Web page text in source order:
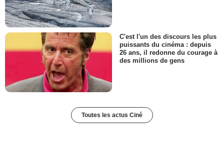
C'est l'un des discours les plus
puissants du cinéma : depuis
26 ans, il redonne du courage à
des millions de gens
Toutes les actus Ciné